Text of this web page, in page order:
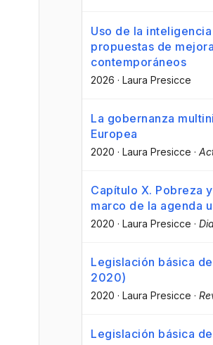
Uso de la
propuestas de
contemporáneos
2026 · Laura Presicce
La gobernanza
Europea
2020 · Laura Presicce ·
Capítulo X. Pobreza
marco de la agenda
2020 · Laura Presicce ·
Legislación básica
2020)
2020 · Laura Presicce ·
Legislación básica